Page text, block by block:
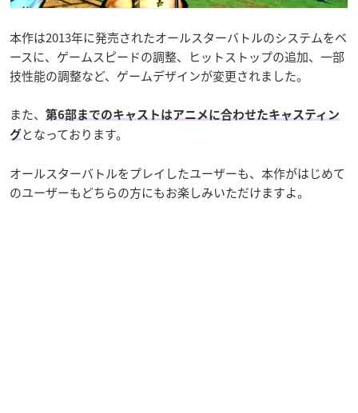
本作は2013年に発売されたオールスターバトルのシステムをベ
ースに、ゲームスピードの調整、ヒットストップの追加、一部
技性能の調整など、ゲームデザインが変更されました。
また、
第6部までのキャストはアニメに合わせたキャスティン
グとなっております。
オールスターバトルをプレイしたユーザーも、本作がはじめて
のユーザーもどちらの方にもお楽しみいただけますよ。